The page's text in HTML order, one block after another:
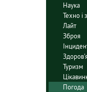
Наука
Техно і
Лайт
Зброя
Туризм
Погода